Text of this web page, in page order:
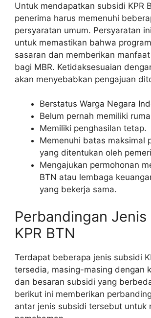
Untuk mendapatkan subsidi KPR
penerima harus memenuhi
persyaratan umum. Persyaratan
untuk memastikan bahwa
sasaran dan memberikan
bagi MBR. Ketidaksesuaian
akan menyebabkan pengajuan
Berstatus Warga Negara
Belum pernah memiliki
Memiliki penghasilan tetap.
Memenuhi batas maksimal
yang ditentukan oleh
Mengajukan permohonan
BTN atau lembaga
yang bekerja sama.
Perbandingan Jenis
KPR BTN
Terdapat beberapa jenis subsidi
tersedia, masing-masing dengan
dan besaran subsidi yang
berikut ini memberikan
antar jenis subsidi tersebut untuk